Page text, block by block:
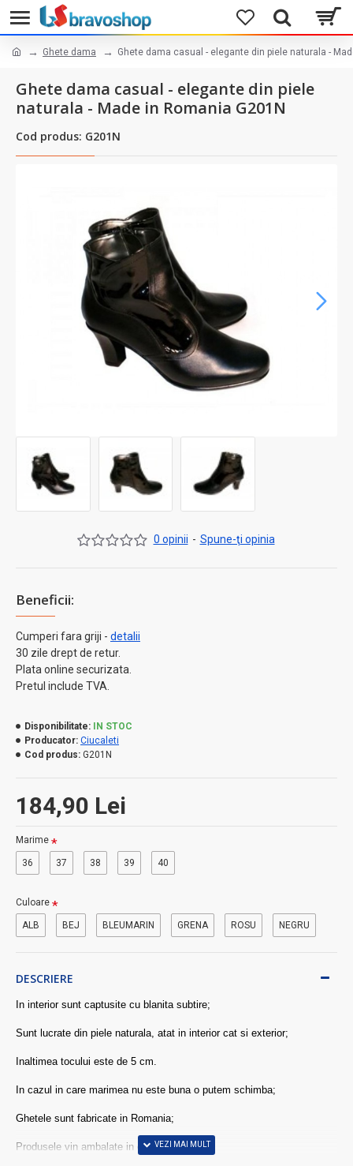
Ghete dama Ghete dama casual - elegante din piele naturala -
Ghete dama casual - elegante din piele
naturala - Made in Romania G201N
Cod produs: G201N
Beneficii:
Cumperi fara griji - detalii
30 zile drept de retur.
Plata online securizata.
Pretul include TVA.
0 opinii - Spune-ţi opinia
184,90 Lei
Disponibilitate: IN STOC
Producator: Ciucaleti
Cod produs: G201N
Marime
36 37 38 39 40
Culoare
ALB BEJ BLEUMARIN GRENA ROSU NEGRU
DESCRIERE
In interior sunt captusite cu blanita subtire;
Sunt lucrate din piele naturala, atat in interior cat si exterior;
Inaltimea tocului este de 5 cm.
In cazul in care marimea nu este buna o putem schimba;
Ghetele sunt fabricate in Romania;
Produsele vin ambalate in cutie de carton.